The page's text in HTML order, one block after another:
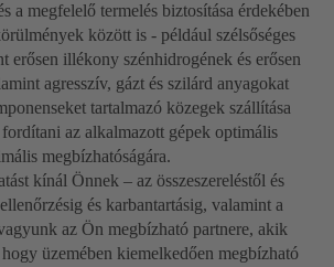
a megfelelő termelés biztosítása érdekében
között is - például szélsőséges
erősen illékony szénhidrogének és erősen
agresszív, gázt és szilárd anyagokat
tartalmazó közegek szállítása
az alkalmazott gépek optimális
megbízhatóságára.
kínál Önnek – az összeszereléstől és
és karbantartásig, valamint a
az Ön megbízható partnere, akik
üzemében kiemelkedően megbízható